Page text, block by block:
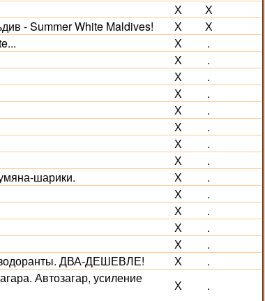
Х
Х
- Summer White Maldives! Х
Х
Х
.
Х
.
Х
.
Х
.
Х
.
Х
.
Х
.
Х
.
шарики. Х
.
Х
.
Х
.
Х
.
Х
.
ДВА-ДЕШЕВЛЕ! Х
.
Автозагар, усиление
Х
.